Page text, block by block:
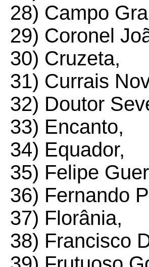
28) Campo
29) Coronel
30) Cruzeta,
31) Currais
32) Doutor
33) Encanto,
34) Equador,
35) Felipe
36) Fernando
37) Florânia,
38) Francisco